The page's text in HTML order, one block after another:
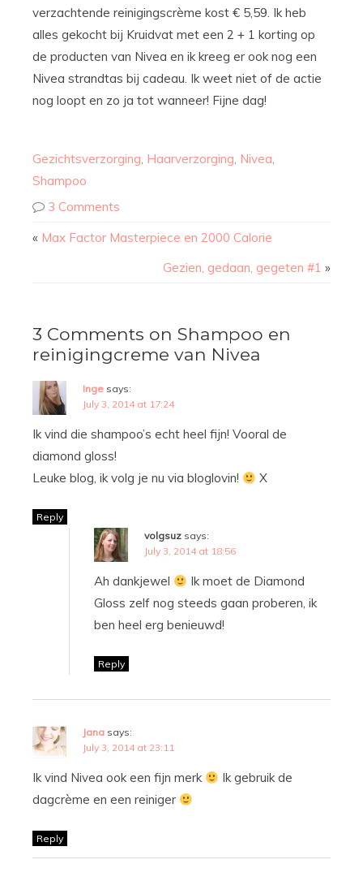
verzachtende reinigingscrème kost € 5,59. Ik heb
alles gekocht bij Kruidvat met een 2 + 1 korting op
de producten van Nivea en ik kreeg er ook nog een
Nivea strandtas bij cadeau. Ik weet niet of de actie
nog loopt en zo ja tot wanneer! Fijne dag!
Gezichtsverzorging, Haarverzorging, Nivea,
Shampoo
3 Comments
« Max Factor Masterpiece en 2000 Calorie
Gezien, gedaan, gegeten #1 »
3 Comments on Shampoo en
reinigingcreme van Nivea
Inge says:
July 3, 2014 at 17:24
Ik vind die shampoo’s echt heel fijn! Vooral de
diamond gloss!
Leuke blog, ik volg je nu via bloglovin!
X
Reply
volgsuz says:
July 3, 2014 at 18:56
Ah dankjewel
Ik moet de Diamond
Gloss zelf nog steeds gaan proberen, ik
ben heel erg benieuwd!
Reply
Jana says:
July 3, 2014 at 23:11
Ik vind Nivea ook een fijn merk
Ik gebruik de
dagcrème en een reiniger
Reply